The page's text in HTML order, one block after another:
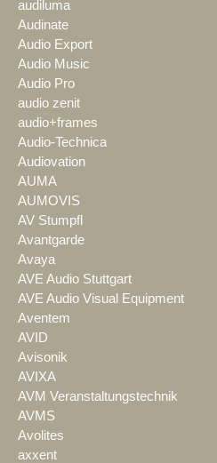
audiluma
Audinate
Audio Export
Audio Music
Audio Pro
audio zenit
audio+frames
Audio-Technica
Audiovation
AUMA
AUMOVIS
AV Stumpfl
Avantgarde
Avaya
AVE Audio Stuttgart
AVE Audio Visual Equipment
Aventem
AVID
Avisonik
AVIXA
AVM Veranstaltungstechnik
AVMS
Avolites
axxent